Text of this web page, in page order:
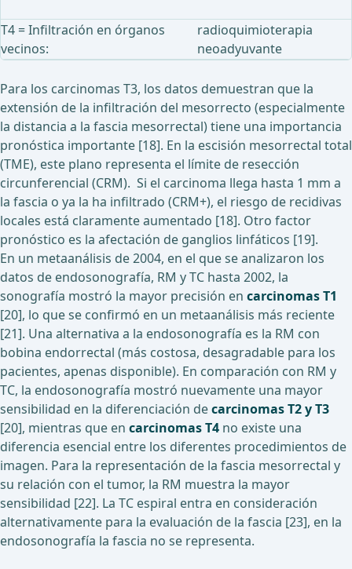
T4 = Infiltración en órganos
vecinos:
radioquimioterapia
neoadyuvante
Para los carcinomas T3, los datos demuestran que la
extensión de la infiltración del mesorrecto (especialmente
la distancia a la fascia mesorrectal) tiene una importancia
pronóstica importante [18]. En la escisión mesorrectal total
(TME), este plano representa el límite de resección
circunferencial (CRM). Si el carcinoma llega hasta 1 mm a
la fascia o ya la ha infiltrado (CRM+), el riesgo de recidivas
locales está claramente aumentado [18]. Otro factor
pronóstico es la afectación de ganglios linfáticos [19].
En un metaanálisis de 2004, en el que se analizaron los
datos de endosonografía, RM y TC hasta 2002, la
sonografía mostró la mayor precisión en carcinomas T1
[20], lo que se confirmó en un metaanálisis más reciente
[21]. Una alternativa a la endosonografía es la RM con
bobina endorrectal (más costosa, desagradable para los
pacientes, apenas disponible). En comparación con RM y
TC, la endosonografía mostró nuevamente una mayor
sensibilidad en la diferenciación decarcinomas T2 y T3
[20], mientras que en carcinomas T4 no existe una
diferencia esencial entre los diferentes procedimientos de
imagen. Para la representación de la fascia mesorrectal y
su relación con el tumor, la RM muestra la mayor
sensibilidad [22]. La TC espiral entra en consideración
alternativamente para la evaluación de la fascia [23], en la
endosonografía la fascia no se representa.